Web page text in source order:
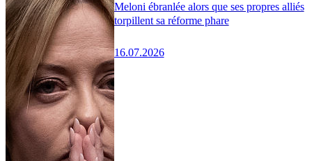
Meloni ébranlée alors que ses propres alliés
torpillent sa réforme phare
16.07.2026